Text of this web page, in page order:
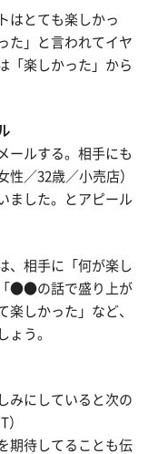
はとても楽しかっ
た」と言われてイヤ
「楽しかった」から
ールする。相手にも
性／32歳／小売店）
ました。とアピール
、相手に「何が楽し
●●の話で盛り上が
しかった」など、
ょう。
みにしていると次の
）
期待してることも伝